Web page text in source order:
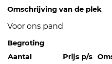
Omschrijving van de plek
Voor ons pand
Begroting
Aantal
Prijs p/s